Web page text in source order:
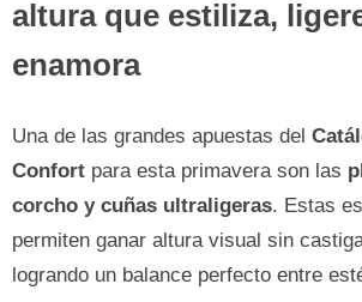
altura que estiliza,
enamora
Una de las grandes apuestas del
Confort para esta primavera son las
corcho y cuñas ultraligeras. Estas
permiten ganar altura visual sin
logrando un balance perfecto entre